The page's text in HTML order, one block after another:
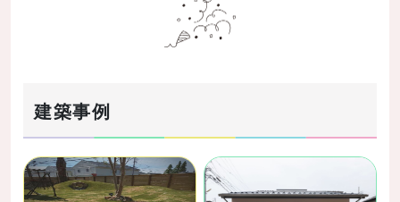
建築事例